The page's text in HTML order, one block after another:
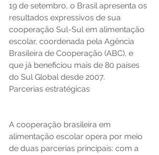
19 de setembro, o Brasil apresenta os
resultados expressivos de sua
cooperação Sul-Sul em alimentação
escolar, coordenada pela Agência
Brasileira de Cooperação (ABC), e
que já beneficiou mais de 80 países
do Sul Global desde 2007.
Parcerias estratégicas
A cooperação brasileira em
alimentação escolar opera por meio
de duas parcerias principais: com a